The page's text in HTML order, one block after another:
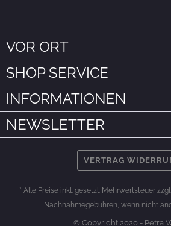
VOR ORT
SHOP SERVICE
INFORMATIONEN
NEWSLETTER
VERTRAG
* Alle Preise inkl. gesetzl. Mehrwertsteuer zzgl.
Nachnahmegebühren, wenn nicht
© Copyright 2020 - Petra